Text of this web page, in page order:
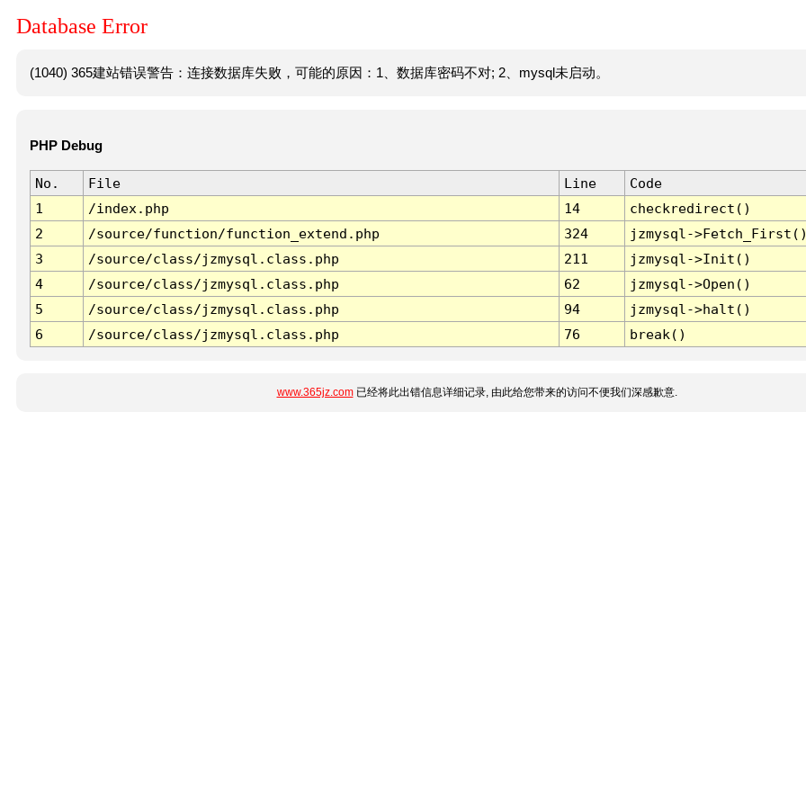
Database Error
(1040) 365建站错误警告：连接数据库失败，可能的原因：1、数据库密码不对; 2、mysql未启动。
PHP Debug
No. File Line
Code
1
/index.php 14
checkredirect()
2
/source/function/function_extend.php 324
jzmysql-
3
/source/class/jzmysql.class.php 211
jzmysql->Init()
4
/source/class/jzmysql.class.php 62
jzmysql->Open()
5
/source/class/jzmysql.class.php 94
jzmysql->halt()
6
/source/class/jzmysql.class.php 76 break()
www.365jz.com已经将此出错信息详细记录, 由此给您带来的访问不便我们深感歉意.